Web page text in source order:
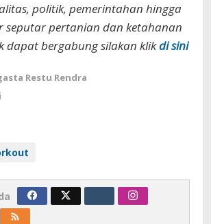
politik, pemerintahan hingga
seputar pertanian dan ketahanan
dapat bergabung silakan klikdi sini
Restu Rendra